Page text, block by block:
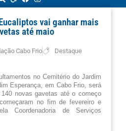
vai ganhar mais
até maio
Cabo Frio Destaque
no Cemitério do Jardim
Esperança, em Cabo Frio, será
novas gavetas até o começo
no fim de fevereiro e
Coordenadoria de Serviços